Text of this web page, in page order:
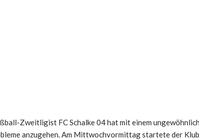
Zweitligist FC Schalke 04 hat mit einem
anzugehen. Am Mittwochvormittag startete der